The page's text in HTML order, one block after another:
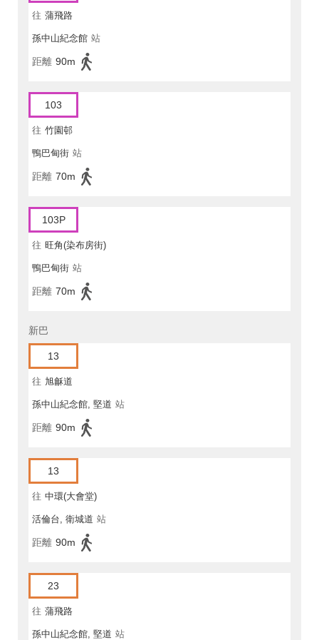
往 蒲飛路
孫中山紀念館 站
距離 90m
103
往 竹園邨
鴨巴甸街 站
距離 70m
103P
往 旺角(染布房街)
鴨巴甸街 站
距離 70m
新巴
13
往 旭龢道
孫中山紀念館, 堅道 站
距離 90m
13
往 中環(大會堂)
活倫台, 衛城道 站
距離 90m
23
往 蒲飛路
孫中山紀念館, 堅道 站